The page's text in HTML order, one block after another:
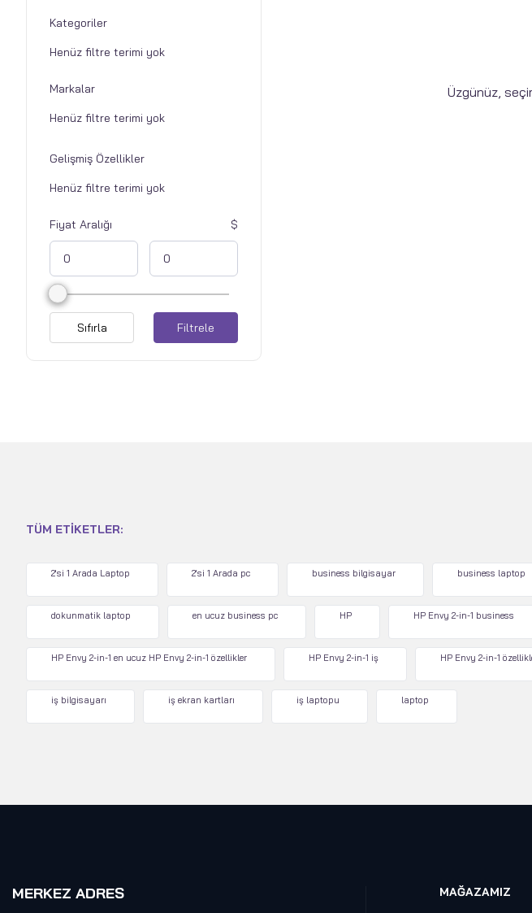
Kategoriler
Markalar
Gelişmiş Özellikler
Fiyat Aralığı
Filtrele
Sıfırla
Üzgünüz,
TÜM ETIKETLER:
2'si 1 Arada Laptop 2'si 1 Arada pc business bilgisayar business laptop
dokunmatik laptop en ucuz business pc HP HP Envy 2-in-1 business
HP Envy 2-in-1 en ucuz HP Envy 2-in-1 özellikler HP Envy 2-in-1 iş HP Envy 2-in-1
iş bilgisayarı iş ekran kartları iş laptopu laptop
MERKEZ ADRES
MAĞAZAMIZ